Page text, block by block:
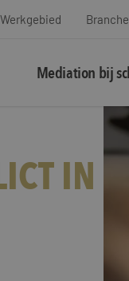
Werkgebied
Mediation bij
IN